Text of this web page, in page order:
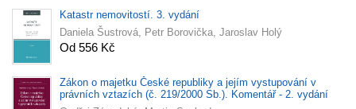
Katastr nemovitostí. 3. vydání
Daniela Šustrová, Petr Borovička, Jaroslav Holý
Od 556 Kč
Zákon o majetku České republiky a jejím vystupování v
právních vztazích (č. 219/2000 Sb.). Komentář - 2. vydání